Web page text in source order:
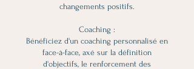
changements positifs.
Coaching :
Bénéficiez d'un coaching personnalisé en
face-à-face, axé sur la définition
d'objectifs, le renforcement des